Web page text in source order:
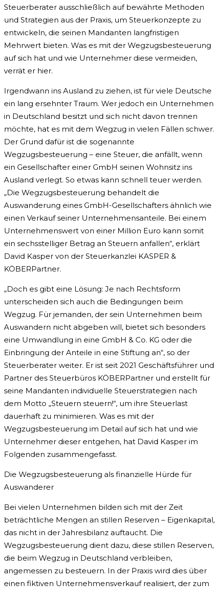
Steuerberater ausschließlich auf bewährte Methoden
und Strategien aus der Praxis, um Steuerkonzepte zu
entwickeln, die seinen Mandanten langfristigen
Mehrwert bieten. Was es mit der Wegzugsbesteuerung
auf sich hat und wie Unternehmer diese vermeiden,
verrät er hier.
Irgendwann ins Ausland zu ziehen, ist für viele Deutsche
ein lang ersehnter Traum. Wer jedoch ein Unternehmen
in Deutschland besitzt und sich nicht davon trennen
möchte, hat es mit dem Wegzug in vielen Fällen schwer.
Der Grund dafür ist die sogenannte
Wegzugsbesteuerung – eine Steuer, die anfällt, wenn
ein Gesellschafter einer GmbH seinen Wohnsitz ins
Ausland verlegt. So etwas kann schnell teuer werden.
„Die Wegzugsbesteuerung behandelt die
Auswanderung eines GmbH-Gesellschafters ähnlich wie
einen Verkauf seiner Unternehmensanteile. Bei einem
Unternehmenswert von einer Million Euro kann somit
ein sechsstelliger Betrag an Steuern anfallen“, erklärt
David Kasper von der Steuerkanzlei KASPER &
KÖBERPartner.
„Doch es gibt eine Lösung: Je nach Rechtsform
unterscheiden sich auch die Bedingungen beim
Wegzug. Für jemanden, der sein Unternehmen beim
Auswandern nicht abgeben will, bietet sich besonders
eine Umwandlung in eine GmbH & Co. KG oder die
Einbringung der Anteile in eine Stiftung an“, so der
Steuerberater weiter. Er ist seit 2021 Geschäftsführer und
Partner des Steuerbüros KÖBERPartner und erstellt für
seine Mandanten individuelle Steuerstrategien nach
dem Motto „Steuern steuern!“, um ihre Steuerlast
dauerhaft zu minimieren. Was es mit der
Wegzugsbesteuerung im Detail auf sich hat und wie
Unternehmer dieser entgehen, hat David Kasper im
Folgenden zusammengefasst.
Die Wegzugsbesteuerung als finanzielle Hürde für
Auswanderer
Bei vielen Unternehmen bilden sich mit der Zeit
beträchtliche Mengen an stillen Reserven – Eigenkapital,
das nicht in der Jahresbilanz auftaucht. Die
Wegzugsbesteuerung dient dazu, diese stillen Reserven,
die beim Wegzug in Deutschland verbleiben,
angemessen zu besteuern. In der Praxis wird dies über
einen fiktiven Unternehmensverkauf realisiert, der zum